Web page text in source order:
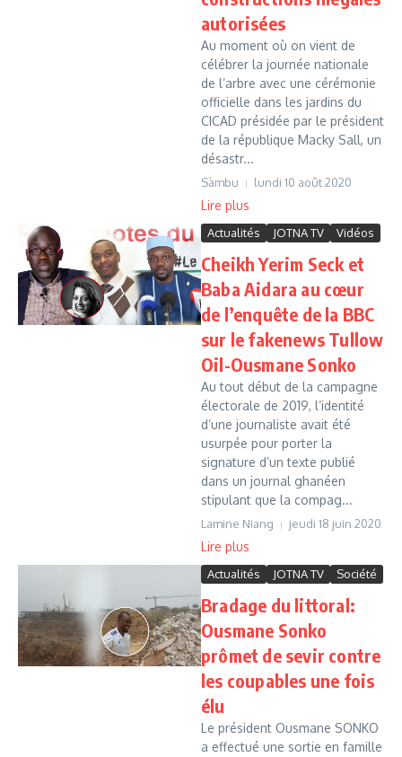
autorisées
Au moment où on vient de
célébrer la journée nationale
de l’arbre avec une cérémonie
officielle dans les jardins du
CICAD présidée par le président
de la république Macky Sall, un
désastr...
Sàmbu lundi 10 août 2020
Lire plus
Actualités JOTNA TV Vidéos
Cheikh Yerim Seck et
Baba Aidara au cœur
de l’enquête de la BBC
sur le fakenews Tullow
Oil-Ousmane Sonko
Au tout début de la campagne
électorale de 2019, l’identité
d’une journaliste avait été
usurpée pour porter la
signature d’un texte publié
dans un journal ghanéen
stipulant que la compag...
Lamine Niang jeudi 18 juin 2020
Lire plus
Actualités JOTNA TV Société
Bradage du littoral:
Ousmane Sonko
prômet de sevir contre
les coupables une fois
élu
Le président Ousmane SONKO
a effectué une sortie en famille